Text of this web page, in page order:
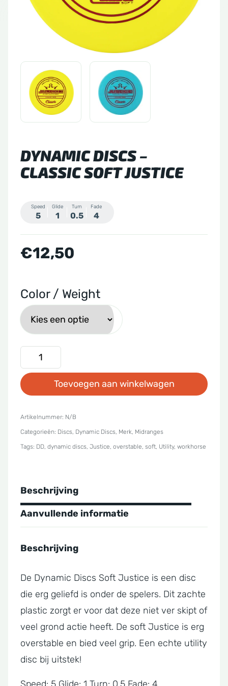
64
Sacs
DYNAMIC DISCS –
CLASSIC SOFT JUSTICE
Speed
5
Glide
1
Turn
0.5
Fade
4
€12,50
Color / Weight
Dynamic
Discs
-
Soft
Justice
aantal
Toevoegen aan winkelwagen
Artikelnummer: N/B
Categorieën: Discs, Dynamic Discs, Merk, Midranges
Tags: DD, dynamic discs, Justice, overstable, soft, Utility, workhorse
Beschrijving
Aanvullende informatie
Beschrijving
De Dynamic Discs Soft Justice is een disc
die erg geliefd is onder de spelers. Dit zachte
plastic zorgt er voor dat deze niet ver skipt of
veel grond actie heeft. De soft Justice is erg
overstable en bied veel grip. Een echte utility
disc bij uitstek!